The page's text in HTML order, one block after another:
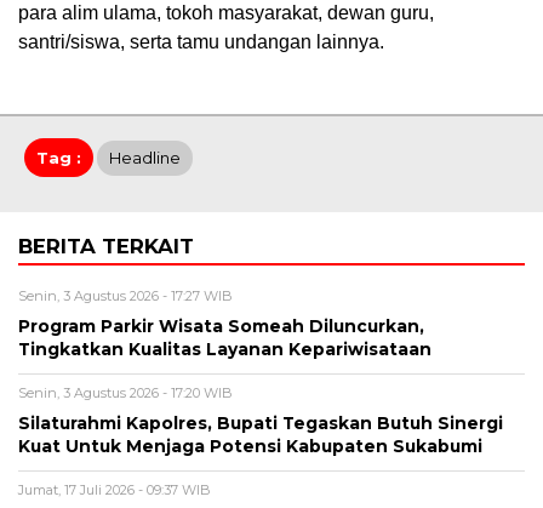
para alim ulama, tokoh masyarakat, dewan guru,
santri/siswa, serta tamu undangan lainnya.
Tag : Headline
BERITA TERKAIT
Senin, 3 Agustus 2026 - 17:27 WIB
Program Parkir Wisata Someah Diluncurkan,
Tingkatkan Kualitas Layanan Kepariwisataan
Senin, 3 Agustus 2026 - 17:20 WIB
Silaturahmi Kapolres, Bupati Tegaskan Butuh Sinergi
Kuat Untuk Menjaga Potensi Kabupaten Sukabumi
Jumat, 17 Juli 2026 - 09:37 WIB